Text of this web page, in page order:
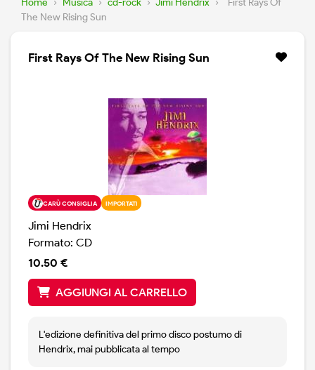
Home › Musica › cd-rock › Jimi Hendrix ›
First Rays Of
The New Rising Sun
First Rays Of The New Rising Sun
CARÙ CONSIGLIA IMPORTATI
Jimi Hendrix
Formato: CD
10.50 €
AGGIUNGI AL CARRELLO
L'edizione definitiva del primo disco postumo di
Hendrix, mai pubblicata al tempo